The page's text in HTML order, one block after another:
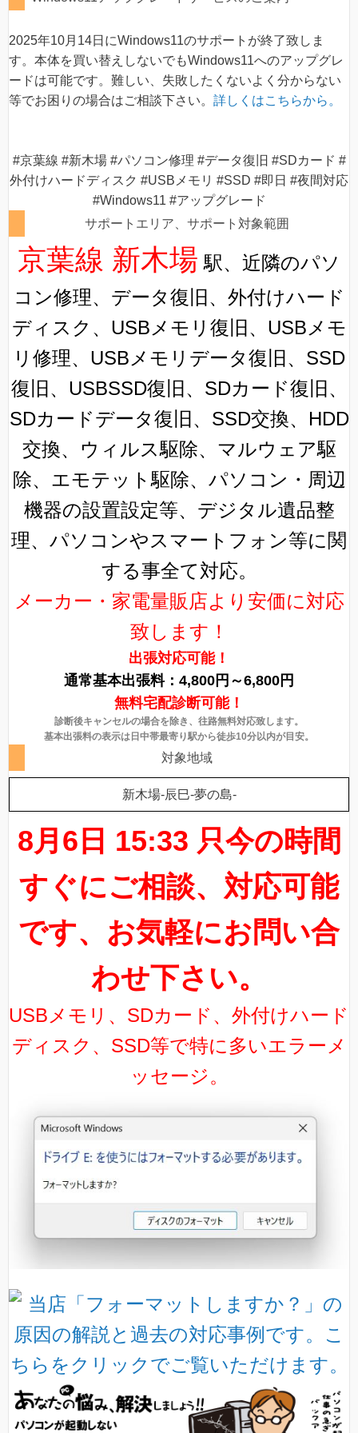
2025年10月14日にWindows11のサポートが終了致しま
す。本体を買い替えしないでもWindows11へのアップグレ
ードは可能です。難しい、失敗したくないよく分からない
等でお困りの場合はご相談下さい。 詳しくはこちらから。
#京葉線 #新木場 #パソコン修理 #データ復旧 #SDカード #
外付けハードディスク #USBメモリ #SSD #即日 #夜間対応
#Windows11 #アップグレード
サポートエリア、サポート対象範囲
京葉線 新木場 駅、近隣のパソ
コン修理、データ復旧、外付けハード
ディスク、USBメモリ復旧、USBメモ
リ修理、USBメモリデータ復旧、SSD
復旧、USBSSD復旧、SDカード復旧、
SDカードデータ復旧、SSD交換、HDD
交換、ウィルス駆除、マルウェア駆
除、エモテット駆除、パソコン・周辺
機器の設置設定等、デジタル遺品整
理、パソコンやスマートフォン等に関
する事全て対応。
メーカー・家電量販店より安価に対応
致します！
出張対応可能！
通常基本出張料：4,800円～6,800円
無料宅配診断可能！
診断後キャンセルの場合を除き、往路無料対応致します。
基本出張料の表示は日中帯最寄り駅から徒歩10分以内が目安。
対象地域
新木場-辰巳-夢の島-
8月6日 15:33 只今の時間
すぐにご相談、対応可能
です、お気軽にお問い合
わせ下さい。
USBメモリ、SDカード、外付けハード
ディスク、SSD等で特に多いエラーメ
ッセージ。